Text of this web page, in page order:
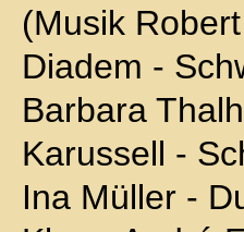
(Musik
Diadem -
Barbara
Karussell -
Ina Müller -